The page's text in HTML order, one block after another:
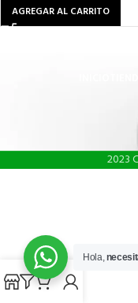
AGREGAR AL CARRITO
2023
Hola,